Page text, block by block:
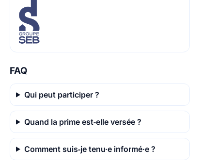
FAQ
Qui peut participer ?
Quand la prime est‑elle versée ?
Comment suis‑je tenu·e informé·e ?